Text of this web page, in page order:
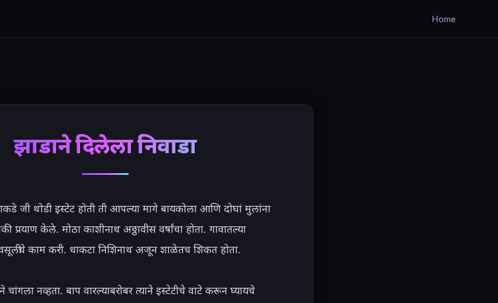
Home
झाडाने दिलेला निवाडा
जी थोडी इस्टेट होती ती आपल्या मागे बायकोला आणि दोघां मुलांना
प्रयाण केले. मोठा काशीनाथ अठ्ठावीस वर्षांचा होता. गावातल्या
काम करी. धाकटा निशिनाथ अजून शाळेतच शिकत होता.
चांगला नव्हता. बाप वारल्याबरोबर त्याने इस्टेटीचे वाटे करून घ्यायचे